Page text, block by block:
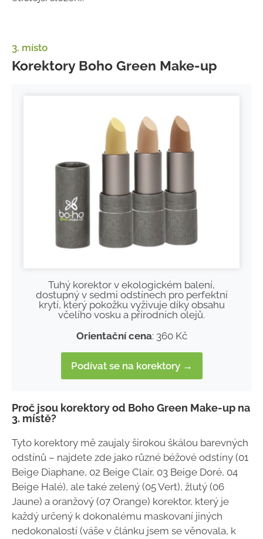
3. místo
Korektory Boho Green Make-up
Tuhý korektor v ekologickém balení,
dostupný v sedmi odstínech pro perfektní
krytí, který pokožku vyživuje díky obsahu
včelího vosku a přírodních olejů.
Orientační cena: 360 Kč
Podívat se na korektory →
Proč jsou korektory od Boho Green Make-up na
3. místě?
Tyto korektory mě zaujaly širokou škálou barevných
odstínů – najdete zde jako různé béžové odstíny (01
Beige Diaphane, 02 Beige Clair, 03 Beige Doré, 04
Beige Halé), ale také zelený (05 Vert), žlutý (06
Jaune) a oranžový (07 Orange) korektor, který je
každý určený k dokonalému maskovaní jiných
nedokonalostí (váše v článku jsem se věnovala, k